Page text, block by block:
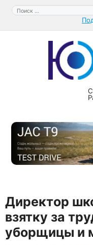
Перейти
содержимому
Поиск:
Директор
взятку за
уборщицы и